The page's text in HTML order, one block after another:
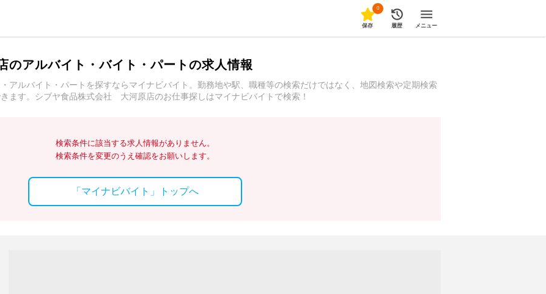
0
保存 履歴 メニュー
アルバイト・バイト・パートの求人情報
ルバイト・パートを探すならマイナビバイト。勤務地や駅、職種等の検索だけではなく、地図検索や定期検索
ます。シブヤ食品株式会社 大河原店のお仕事探しはマイナビバイトで検索！
検索条件に該当する求人情報がありません。
検索条件を変更のうえ確認をお願いします。
「マイナビバイト」トップへ